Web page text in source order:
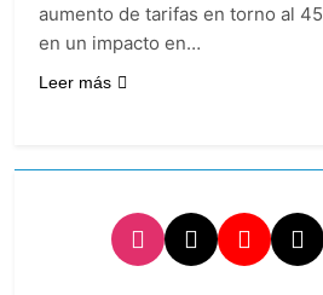
aumento de tarifas en torno al
en un impacto en…
Leer más